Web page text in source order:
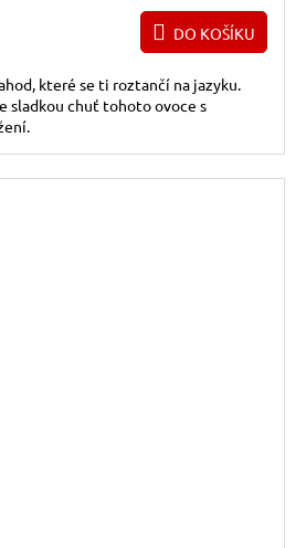
DO KOŠÍKU
které se ti roztančí na jazyku.
sladkou chuť tohoto ovoce s